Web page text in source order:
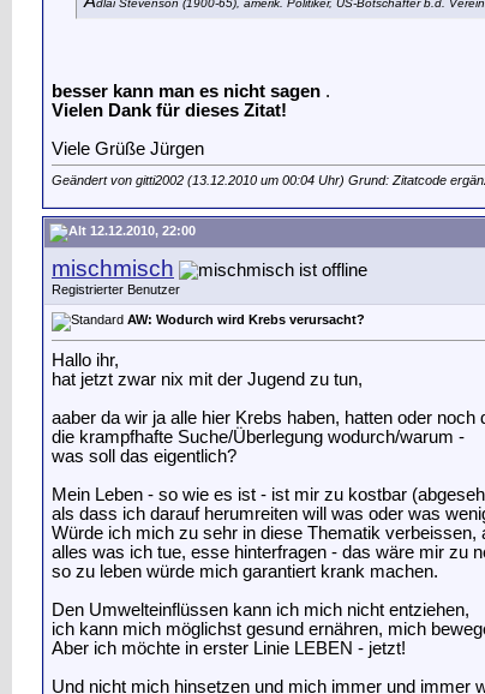
besser kann man es nicht sagen .
Vielen Dank für dieses Zitat!
Viele Grüße Jürgen
Geändert von gitti2002 (13.12.2010 um 00:04 Uhr) Grund: Zitatcode
12.12.2010, 22:00
mischmisch
Registrierter Benutzer
AW: Wodurch wird Krebs verursacht?
Hallo ihr,
hat jetzt zwar nix mit der Jugend zu tun,
aaber da wir ja alle hier Krebs haben, hatten oder
die krampfhafte Suche/Überlegung wodurch/warum -
was soll das eigentlich?
Mein Leben - so wie es ist - ist mir zu kostbar
als dass ich darauf herumreiten will was oder was
Würde ich mich zu sehr in diese Thematik
alles was ich tue, esse hinterfragen - das wäre mir zu
so zu leben würde mich garantiert krank machen.
Den Umwelteinflüssen kann ich mich nicht entziehen,
ich kann mich möglichst gesund ernähren, mich
Aber ich möchte in erster Linie LEBEN - jetzt!
Und nicht mich hinsetzen und mich immer und immer